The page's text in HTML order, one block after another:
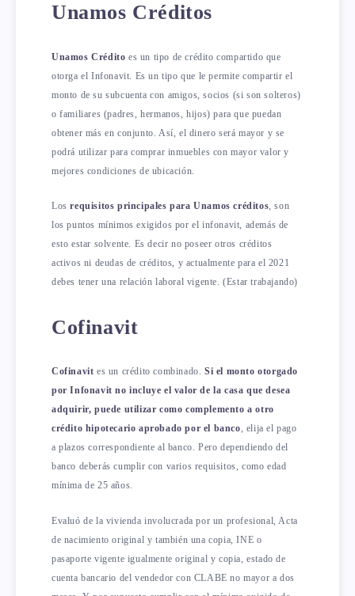
Unamos Créditos
Unamos Crédito es un tipo de crédito compartido que
otorga el Infonavit. Es un tipo que le permite compartir el
monto de su subcuenta con amigos, socios (si son solteros)
o familiares (padres, hermanos, hijos) para que puedan
obtener más en conjunto. Así, el dinero será mayor y se
podrá utilizar para comprar inmuebles con mayor valor y
mejores condiciones de ubicación.
Losrequisitos principales para Unamos créditos, son
los puntos mínimos exigidos por el infonavit, además de
esto estar solvente. Es decir no poseer otros créditos
activos ni deudas de créditos, y actualmente para el 2021
debes tener una relación laboral vigente. (Estar trabajando)
Cofinavit
Cofinavit es un crédito combinado.Si el monto otorgado
por Infonavit no incluye el valor de la casa que desea
adquirir, puede utilizar como complemento a otro
crédito hipotecario aprobado por el banco, elija el pago
a plazos correspondiente al banco. Pero dependiendo del
banco deberás cumplir con varios requisitos, como edad
mínima de 25 años.
Evaluó de la vivienda involucrada por un profesional, Acta
de nacimiento original y también una copia, INE o
pasaporte vigente igualmente original y copia, estado de
cuenta bancario del vendedor con CLABE no mayor a dos